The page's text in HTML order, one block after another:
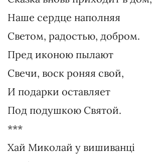
Наше сердце наполняя
Светом, радостью, добром.
Пред иконою пылают
Свечи, воск роняя свой,
И подарки оставляет
Под подушкою Святой.
***
Хай Миколай у вишиванці